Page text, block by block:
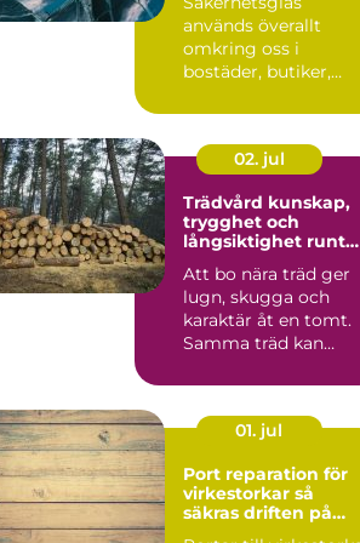
design
används överallt
omkring oss i
bostäder, butiker,
byggnader. Sy...
02. jul
Trädvård kunskap,
trygghet och
långsiktighet runt
Att bo nära träd ger
lugn, skugga och
karaktär åt en tomt.
Samma träd kan
stor...
01. jul
Port reparation för
virkestorkar så
säkras driften på